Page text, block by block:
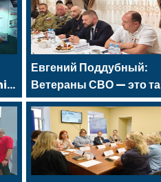
Евгений Поддубный:
Ветераны СВО — это та
сила, которая изменит
страну